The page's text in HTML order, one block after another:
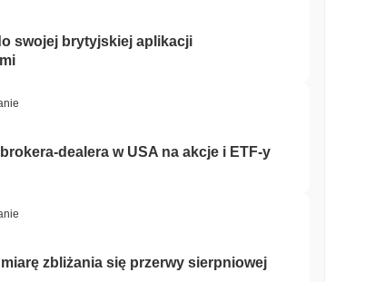
swojej brytyjskiej aplikacji
dealera w USA na akcje i ETF-y
zbliżania się przerwy sierpniowej